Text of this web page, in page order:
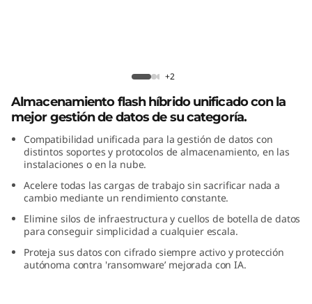
n
y
+2
Almacenamiento flash híbrido unificado con la
mejor gestión de datos de su categoría.
Compatibilidad unificada para la gestión de datos con
distintos soportes y protocolos de almacenamiento, en las
instalaciones o en la nube.
Acelere todas las cargas de trabajo sin sacrificar nada a
cambio mediante un rendimiento constante.
Elimine silos de infraestructura y cuellos de botella de datos
para conseguir simplicidad a cualquier escala.
Proteja sus datos con cifrado siempre activo y protección
autónoma contra 'ransomware’ mejorada con IA.